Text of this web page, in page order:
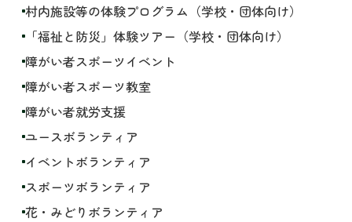
村内施設等の体験プログラム（学校・団体向け）
「福祉と防災」体験ツアー（学校・団体向け）
障がい者スポーツイベント
障がい者スポーツ教室
障がい者就労支援
ユースボランティア
イベントボランティア
スポーツボランティア
花・みどりボランティア